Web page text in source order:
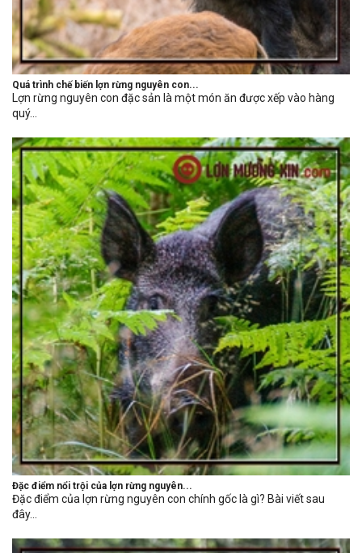
Quá trình chế biến lợn rừng nguyên con...
Lợn rừng nguyên con đặc sản là một món ăn được xếp vào hàng
quý...
Đặc điểm nổi trội của lợn rừng nguyên...
Đặc điểm của lợn rừng nguyên con chính gốc là gì? Bài viết sau
đây...